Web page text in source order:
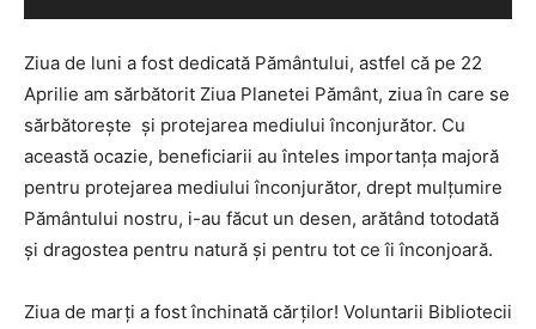
Ziua de luni a fost dedicată Pământului, astfel că pe 22
Aprilie am sărbătorit Ziua Planetei Pământ, ziua în care se
sărbătorește și protejarea mediului înconjurător. Cu
această ocazie, beneficiarii au înteles importanța majoră
pentru protejarea mediului înconjurător, drept mulțumire
Pământului nostru, i-au făcut un desen, arătând totodată
și dragostea pentru natură și pentru tot ce îi înconjoară.
Ziua de marți a fost închinată cărților! Voluntarii Bibliotecii